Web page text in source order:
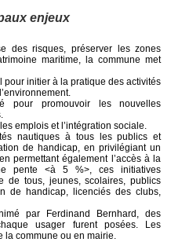
enjeux
des risques, préserver les zones
maritime, la commune met
initier à la pratique des activités
pour promouvoir les nouvelles
emplois et l’intégration sociale.
nautiques à tous les publics et
de handicap, en privilégiant un
permettant également l’accès à la
pente <à 5 %>, ces initiatives
de tous, jeunes, scolaires, publics
de handicap, licenciés des clubs,
par Ferdinand Bernhard, des
usager furent posées. Les
la commune ou en mairie.